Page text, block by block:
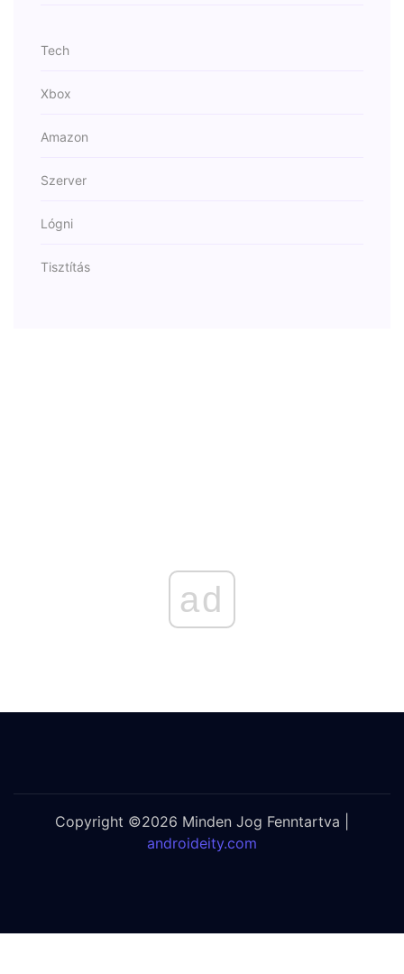
Tech
Xbox
Amazon
Szerver
Lógni
Tisztítás
ad
Copyright ©2026 Minden Jog Fenntartva |
androideity.com